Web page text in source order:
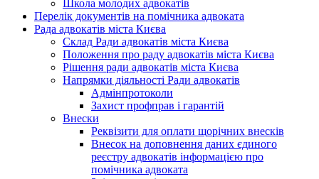
Школа молодих адвокатів
Перелік документів на помічника адвоката
Рада адвокатів міста Києва
Склад Ради адвокатів міста Києва
Положення про раду адвокатів міста Києва
Рішення ради адвокатів міста Києва
Напрямки діяльності Ради адвокатів
Адмінпротоколи
Захист профправ і гарантій
Внески
Реквізити для оплати щорічних внесків
Внесок на доповнення даних єдиного
реєстру адвокатів інформацією про
помічника адвоката